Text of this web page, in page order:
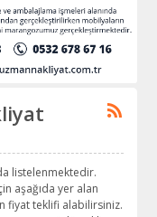
listelenmektedir.
aşağıda yer alan
fiyat teklifi alabilirsiniz.